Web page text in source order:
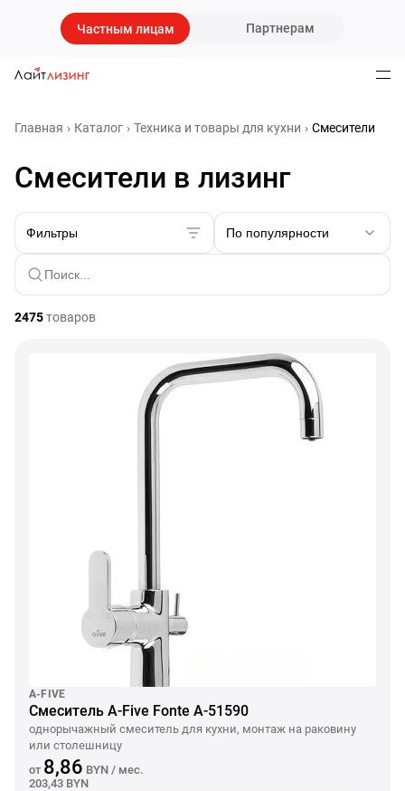
Частным лицам Партнерам
Главная Каталог Техника и товары для кухни Смесители
Смесители в лизинг
Фильтры По популярности
2475товаров
A-FIVE
Смеситель A-Five Fonte A-51590
однорычажный смеситель для кухни, монтаж на раковину
или столешницу
от 8,86 BYN / мес.
203,43 BYN